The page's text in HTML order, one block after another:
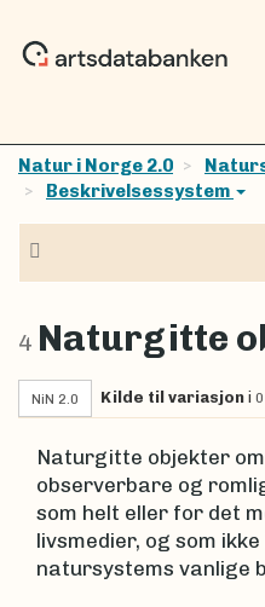
Natur i Norge 2.0
Beskrivelsessystem
4 Naturgitte
NiN 2.0 Kilde til variasjon i 0
Naturgitte objekter
observerbare og
som helt eller for det
livsmedier, og som
natursystems vanlige